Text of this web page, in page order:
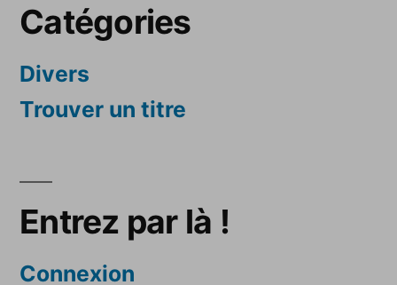
Catégories
Divers
Trouver un titre
Entrez par là !
Connexion